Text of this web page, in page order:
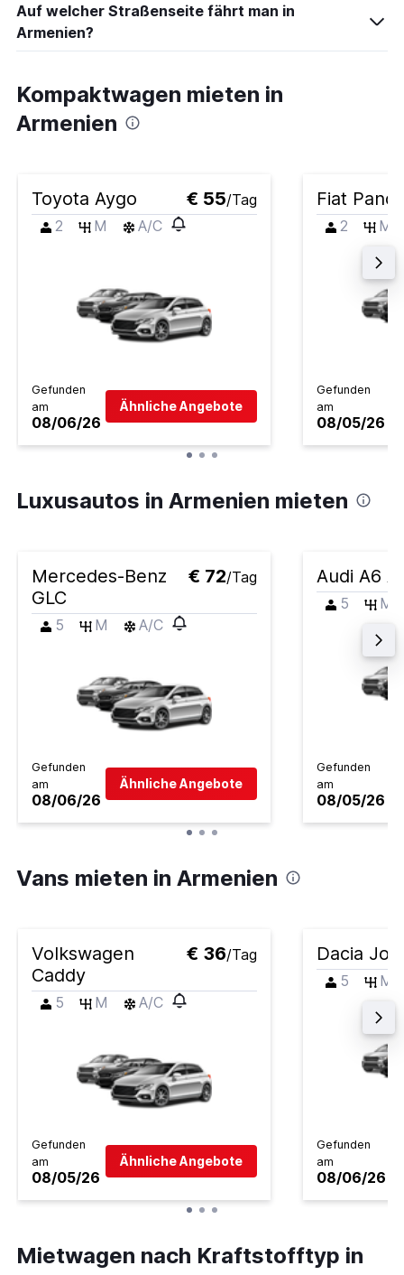
Auf welcher Straßenseite fährt man in
Armenien?
Kompaktwagen mieten in
Armenien
Toyota Aygo € 55/Tag
2
M A/C
Gefunden
am
08/06/26
Ähnliche Angebote
Fiat
2 M
Gefunden
am
08/05/26
Luxusautos in Armenien mieten
Mercedes-Benz
GLC
€ 72/Tag
5 M A/C
Gefunden
am
08/06/26
Ähnliche Angebote
Audi A6
5 M
Gefunden
am
08/05/26
Vans mieten in Armenien
Volkswagen
Caddy
€ 36/Tag
5 M A/C
Gefunden
am
08/05/26
Ähnliche Angebote
Dacia
5 M
Gefunden
am
08/06/26
Mietwagen nach Kraftstofftyp in